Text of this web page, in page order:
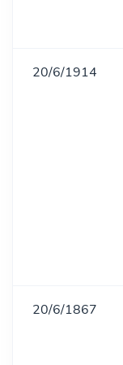
20/6/1914
20/6/1867